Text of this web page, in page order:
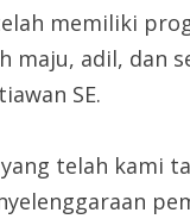
memiliki
maju, adil, dan
SE.
yang telah kami